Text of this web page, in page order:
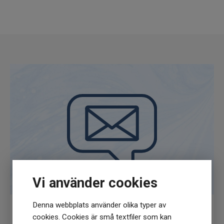
Vi använder cookies
Denna webbplats använder olika typer av
cookies. Cookies är små textfiler som kan